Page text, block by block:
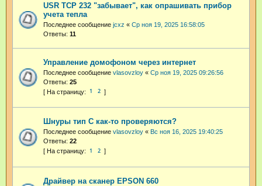
USR TCP 232 "забывает", как опрашивать прибор
учета тепла
Последнее сообщение jcxz « Ср ноя 19, 2025 16:58:05
Ответы: 11
Управление домофоном через интернет
Последнее сообщение vlasovzloy « Ср ноя 19, 2025 09:26:56
Ответы: 25
1 2
Шнуры тип С как-то проверяются?
Последнее сообщение vlasovzloy « Вс ноя 16, 2025 19:40:25
Ответы: 22
1 2
Драйвер на сканер EPSON 660